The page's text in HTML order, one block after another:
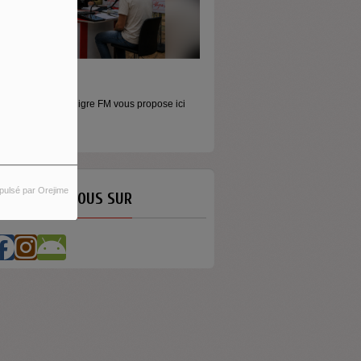
par Orejime
baladeurs Aligre FM vous propose ici
NOUS SUR